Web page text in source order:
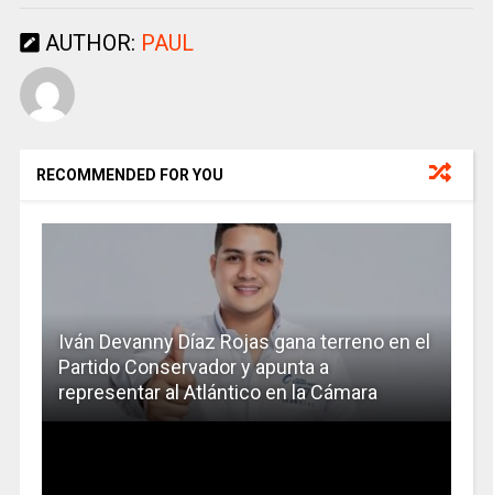
AUTHOR: PAUL
RECOMMENDED FOR YOU
Iván Devanny Díaz Rojas gana terreno en el
Partido Conservador y apunta a
representar al Atlántico en la Cámara